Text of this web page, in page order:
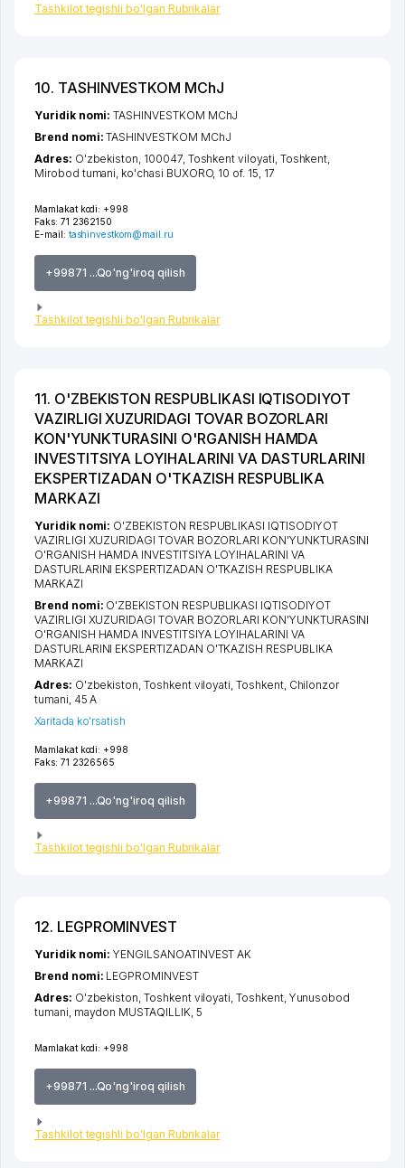
Tashkilot tegishli bo'lgan Rubrikalar
10. TASHINVESTKOM MChJ
Mamlakat kodi: +998
Faks: 71 2362150
E-mail: tashinvestkom@mail.ru
+99871 ...Qo'ng'iroq qilish
Tashkilot tegishli bo'lgan Rubrikalar
Yuridik nomi:TASHINVESTKOM MChJ
Brend nomi:TASHINVESTKOM MChJ
Adres: O'zbekiston, 100047, Toshkent viloyati Toshkent
Mirobod tumani ko'chasi BUXORO, 10 of. 15, 17
11. O'ZBEKISTON RESPUBLIKASI IQTISODIYOT
VAZIRLIGI XUZURIDAGI TOVAR BOZORLARI
KON'YUNKTURASINI O'RGANISH HAMDA
INVESTITSIYA LOYIHALARINI VA DASTURLARINI
EKSPERTIZADAN O'TKAZISH RESPUBLIKA
MARKAZI
Mamlakat kodi: +998
Faks: 71 2326565
+99871 ...Qo'ng'iroq qilish
Tashkilot tegishli bo'lgan Rubrikalar
Yuridik nomi: O'ZBEKISTON RESPUBLIKASI IQTISODIYOT
VAZIRLIGI XUZURIDAGI TOVAR BOZORLARI KON'YUNKTURASINI
O'RGANISH HAMDA INVESTITSIYA LOYIHALARINI VA
DASTURLARINI EKSPERTIZADAN O'TKAZISH RESPUBLIKA
MARKAZI
Brend nomi: O'ZBEKISTON RESPUBLIKASI IQTISODIYOT
VAZIRLIGI XUZURIDAGI TOVAR BOZORLARI KON'YUNKTURASINI
O'RGANISH HAMDA INVESTITSIYA LOYIHALARINI VA
DASTURLARINI EKSPERTIZADAN O'TKAZISH RESPUBLIKA
MARKAZI
Adres: O'zbekiston,Toshkent viloyati,Toshkent, Chilonzor
tumani, 45 А
Xaritada ko'rsatish
12. LEGPROMINVEST
Mamlakat kodi: +998
+99871 ...Qo'ng'iroq qilish
Tashkilot tegishli bo'lgan Rubrikalar
Yuridik nomi:YENGILSANOATINVEST AK
Brend nomi: LEGPROMINVEST
Adres: O'zbekiston,Toshkent viloyati,Toshkent, Yunusobod
tumani, maydon MUSTAQILLIK, 5